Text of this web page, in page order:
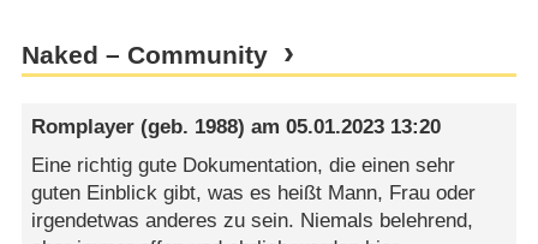
Naked – Community
Romplayer (geb. 1988) am05.01.2023 13:20
Eine richtig gute Dokumentation, die einen sehr
guten Einblick gibt, was es heißt Mann, Frau oder
irgendetwas anderes zu sein. Niemals belehrend,